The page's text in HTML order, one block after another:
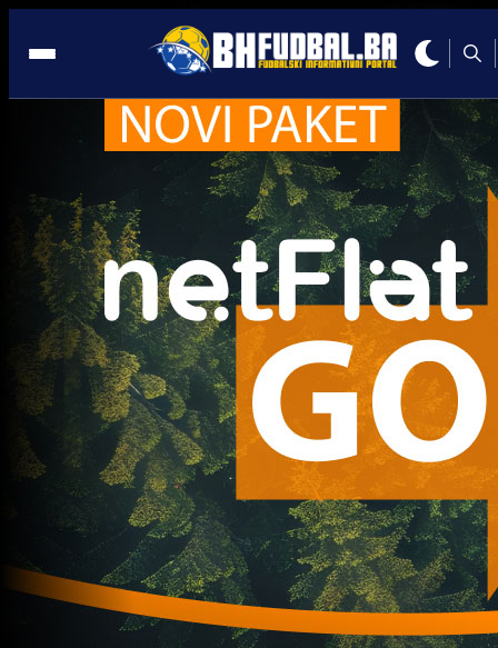
Andrija Vukoje
Lige petice
O njemu će svijet da priča: Ima 17 godina, a već
prvim timom Intera
1 godina 4 mjesec
Najčitanije Najnovije